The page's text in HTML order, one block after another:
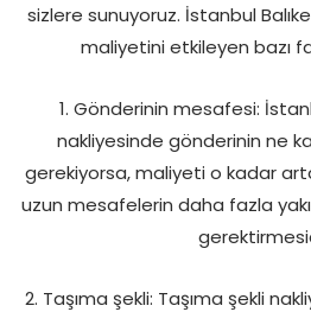
sizlere sunuyoruz. İstanbul
maliyetini etkileyen bazı
1. Gönderinin mesafesi:
nakliyesinde gönderinin ne
gerekiyorsa, maliyeti o kadar
uzun mesafelerin daha fazla
2. Taşıma şekli: Taşıma şekli